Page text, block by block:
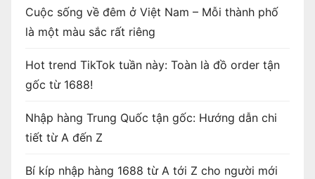
Cuộc sống về đêm ở Việt Nam – Mỗi thành phố
là một màu sắc rất riêng
Hot trend TikTok tuần này: Toàn là đồ order tận
gốc từ 1688!
Nhập hàng Trung Quốc tận gốc: Hướng dẫn chi
tiết từ A đến Z
Bí kíp nhập hàng 1688 từ A tới Z cho người mới